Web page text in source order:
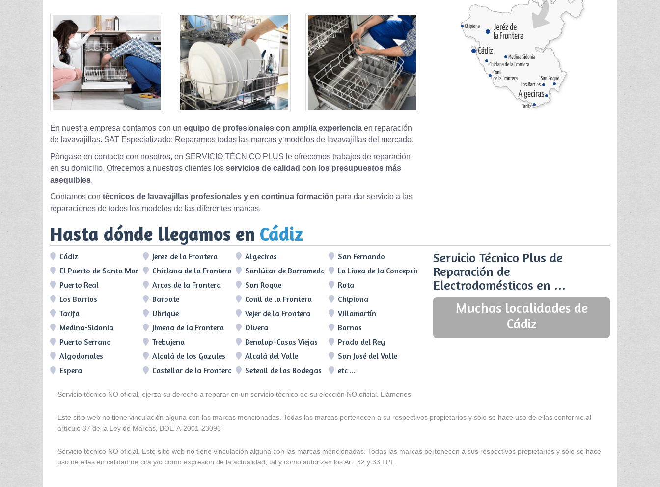
En nuestra empresa contamos con un equipo de profesionales con amplia experiencia en reparación
de lavavajillas. SAT Especializado: Reparamos todas las marcas y modelos de lavavajillas del mercado.
Póngase en contacto con nosotros, en SERVICIO TÉCNICO PLUS le ofrecemos trabajos de reparación
en su domicilio. Ofrecemos a nuestros clientes los servicios de calidad con los presupuestos más
asequibles.
Contamos con técnicos de lavavajillas profesionales y en continua formación para dar servicio a las
reparaciones de todos los modelos de las diferentes marcas.
Hasta dónde llegamos en Cádiz
Cádiz Jerez de la Frontera Algeciras
San Fernando
El Puerto de Santa María
Chiclana de la Frontera Sanlúcar de Barrameda
La Línea de la Concepción
Puerto Real
Arcos de la Frontera San Roque
Rota
Los Barrios
Barbate Conil de la Frontera
Chipiona
Tarifa
Ubrique Vejer de la Frontera
Villamartín
Medina-Sidonia
Jimena de la Frontera Olvera
Bornos
Puerto Serrano
Trebujena Benalup-Casas Viejas
Prado del Rey
Algodonales
Alcalá de los Gazules Alcalá del Valle
San José del Valle
Espera
Castellar de la Frontera Setenil de las Bodegas etc ...
Servicio Técnico Plus de
Reparación de
Electrodomésticos en ...
Muchas localidades de
Cádiz
Servicio técnico NO oficial, ejerza su derecho a reparar en un servicio técnico de su elección NO oficial. Llámenos
Este sitio web no tiene vinculación alguna con las marcas mencionadas. Todas las marcas pertenecen a su respectivos propietarios y sólo se hace uso de ellas conforme al
artículo 37 de la Ley de Marcas, BOE-A-2001-23093
Servicio técnico NO oficial. Este sitio web no tiene vinculación alguna con las marcas mencionadas. Todas las marcas pertenecen a sus respectivos propietarios y sólo se hace
uso de ellas en calidad de cita y/o como expresión de la actualidad, tal y como autorizan los Art. 32 y 33 LPI.